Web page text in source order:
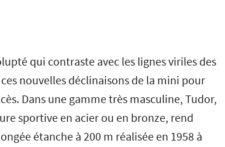
qui contraste avec les lignes viriles des
nouvelles déclinaisons de la mini pour
Dans une gamme très masculine, Tudor,
sportive en acier ou en bronze, rend
étanche à 200 m réalisée en 1958 à